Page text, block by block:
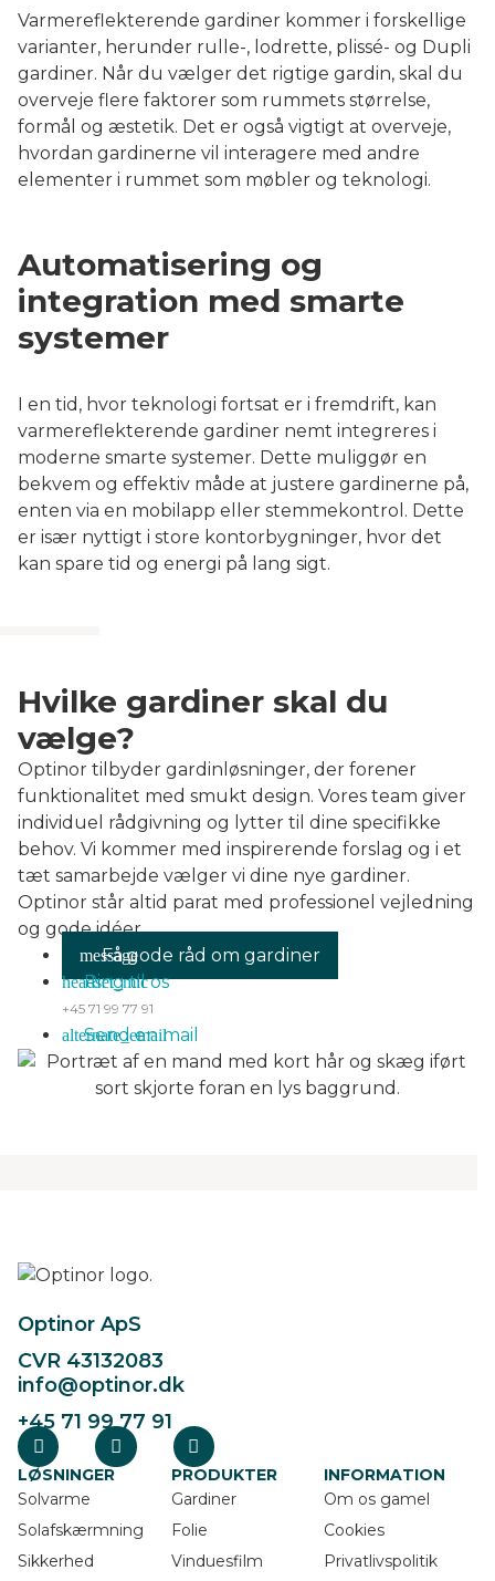
Varmereflekterende gardiner kommer i forskellige
varianter, herunder rulle-, lodrette, plissé- og Dupli
gardiner. Når du vælger det rigtige gardin, skal du
overveje flere faktorer som rummets størrelse,
formål og æstetik. Det er også vigtigt at overveje,
hvordan gardinerne vil interagere med andre
elementer i rummet som møbler og teknologi.
Automatisering og
integration med smarte
systemer
I en tid, hvor teknologi fortsat er i fremdrift, kan
varmereflekterende gardiner nemt integreres i
moderne smarte systemer. Dette muliggør en
bekvem og effektiv måde at justere gardinerne på,
enten via en mobilapp eller stemmekontrol. Dette
er især nyttigt i store kontorbygninger, hvor det
kan spare tid og energi på lang sigt.
Hvilke gardiner skal du
vælge?
Optinor tilbyder gardinløsninger, der forener
funktionalitet med smukt design. Vores team giver
individuel rådgivning og lytter til dine specifikke
behov. Vi kommer med inspirerende forslag og i et
tæt samarbejde vælger vi dine nye gardiner.
Optinor står altid parat med professionel vejledning
og gode idéer.
Få gode råd om gardiner
Ring til os
+45 71 99 77 91
Send en mail
Optinor ApS
CVR 43132083
info@optinor.dk
+45 71 99 77 91
LØSNINGER
Solvarme
Solafskærmning
Sikkerhed
PRODUKTER
Gardiner
Folie
Vinduesfilm
INFORMATION
Om os gamel
Cookies
Privatlivspolitik